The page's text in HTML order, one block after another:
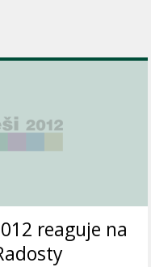
reaguje na